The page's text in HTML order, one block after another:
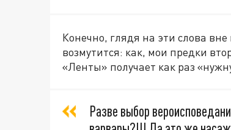
Конечно, глядя на эти слова
возмутится: как, мои предки
«Ленты» получает как раз
Разве выбор